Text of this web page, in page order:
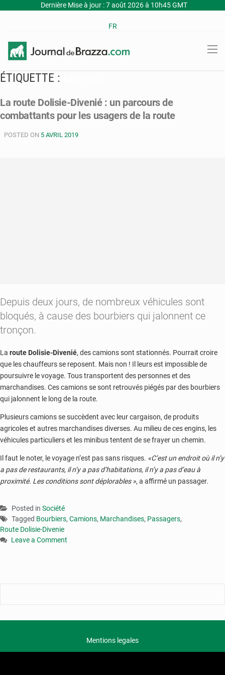
Dernière Mise à jour : 7 août 2026 à 10h45 GMT
FR
ÉTIQUETTE :
La route Dolisie-Divenié : un parcours de
combattants pour les usagers de la route
POSTED ON 5 AVRIL 2019
Depuis deux jours, de nombreux véhicules sont
bloqués, à cause des bourbiers qui jalonnent ce
tronçon.
La route Dolisie-Divenié, des camions sont stationnés. Pourrait croire
que les chauffeurs se reposent. Mais non ! Il leurs est impossible de
poursuivre le voyage. Tous transportent des personnes et des
marchandises. Ces camions se sont retrouvés piégés par des bourbiers
qui jalonnent le long de la route.
Plusieurs camions se succèdent avec leur cargaison, de produits
agricoles et autres marchandises diverses. Au milieu de ces engins, les
véhicules particuliers et les minibus tentent de se frayer un chemin.
Il faut le noter, le voyage n’est pas sans risques. «C’est un endroit où il n’y
a pas de restaurants, il n’y a pas d’habitations, il n’y a pas d’eau à
proximité. Les conditions sont déplorables », a affirmé un passager.
Posted in Société
Tagged Bourbiers, Camions, Marchandises, Passagers,
Route Dolisie-Divenie
Leave a Comment
Mentions legales